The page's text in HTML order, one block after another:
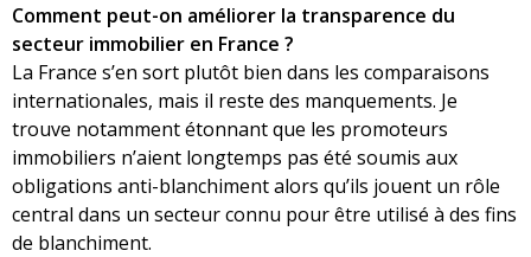
Comment peut-on améliorer la transparence du
secteur immobilier en France ?
La France s’en sort plutôt bien dans les comparaisons
internationales, mais il reste des manquements. Je
trouve notamment étonnant que les promoteurs
immobiliers n’aient longtemps pas été soumis aux
obligations anti-blanchiment alors qu’ils jouent un rôle
central dans un secteur connu pour être utilisé à des fins
de blanchiment.